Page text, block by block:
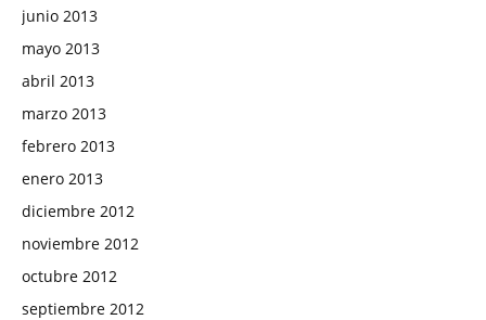
junio 2013
mayo 2013
abril 2013
marzo 2013
febrero 2013
enero 2013
diciembre 2012
noviembre 2012
octubre 2012
septiembre 2012